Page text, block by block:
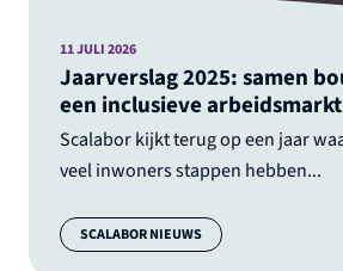
Jaarverslag 2025: samen
een inclusieve arbeidsmarkt
Scalabor kijkt terug op een jaar
veel inwoners stappen hebben...
11 JULI 2026
Categorie:
SCALABOR NIEUWS